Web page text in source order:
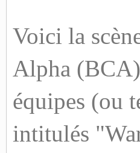
Voici la
Alpha
équipes (ou
intitulés